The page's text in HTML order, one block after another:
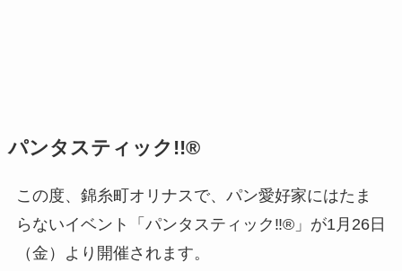
パンタスティック!!®
この度、錦糸町オリナスで、パン愛好家にはたま
らないイベント「パンタスティック‼®」が1月26日
（金）より開催されます。